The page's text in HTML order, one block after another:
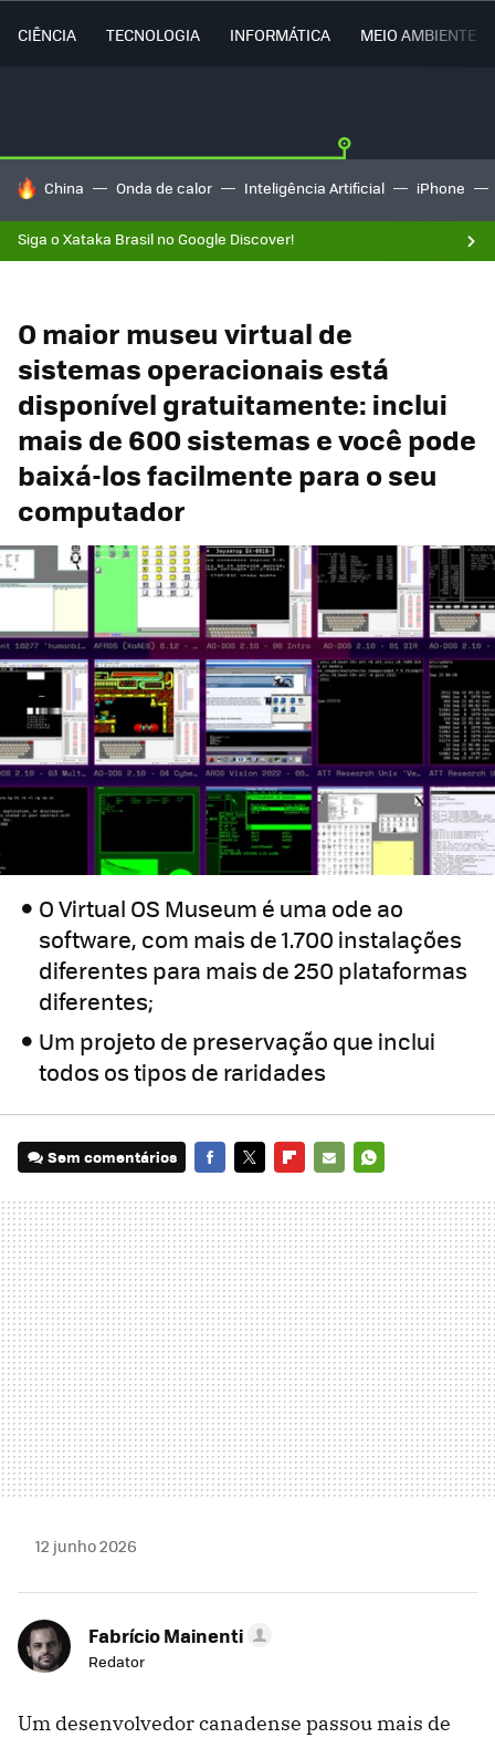
CIÊNCIA TECNOLOGIA INFORMÁTICA MEIO AMBIENTE
TENDÊNCIAS DO DIA
China Onda de calor Inteligência Artificial iPhone
Siga o Xataka Brasil no Google Discover!
O maior museu virtual de
sistemas operacionais está
disponível gratuitamente: inclui
mais de 600 sistemas e você pode
baixá-los facilmente para o seu
computador
O Virtual OS Museum é uma ode ao
software, com mais de 1.700 instalações
diferentes para mais de 250 plataformas
diferentes;
Um projeto de preservação que inclui
todos os tipos de raridades
Sem comentários
MAIL
12 junho 2026
Fabrício Mainenti
Redator
Um desenvolvedor canadense passou mais de